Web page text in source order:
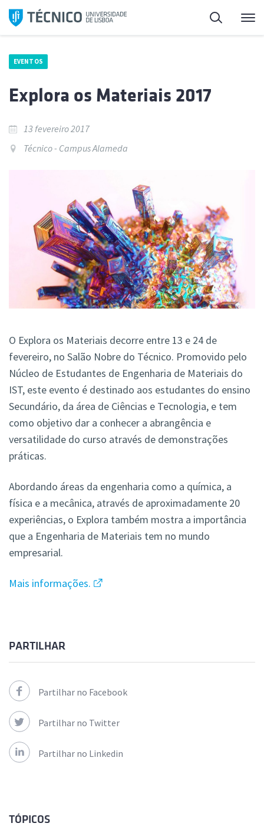
Saltar
para
Pesquisa
EVENTOS
Explora os Materiais 2017
13 fevereiro 2017
Técnico - Campus Alameda
O Explora os Materiais decorre entre 13 e 24 de
fevereiro, no Salão Nobre do Técnico. Promovido pelo
Núcleo de Estudantes de Engenharia de Materiais do
IST, este evento é destinado aos estudantes do ensino
Secundário, da área de Ciências e Tecnologia, e tem
como objetivo dar a conhecer a abrangência e
versatilidade do curso através de demonstrações
práticas.
Abordando áreas da engenharia como a química, a
física e a mecânica, através de aproximadamente 20
experiências, o Explora também mostra a importância
que a Engenharia de Materiais tem no mundo
empresarial.
Mais informações.
PARTILHAR
Partilhar no Facebook
Partilhar no Twitter
Partilhar no Linkedin
TÓPICOS